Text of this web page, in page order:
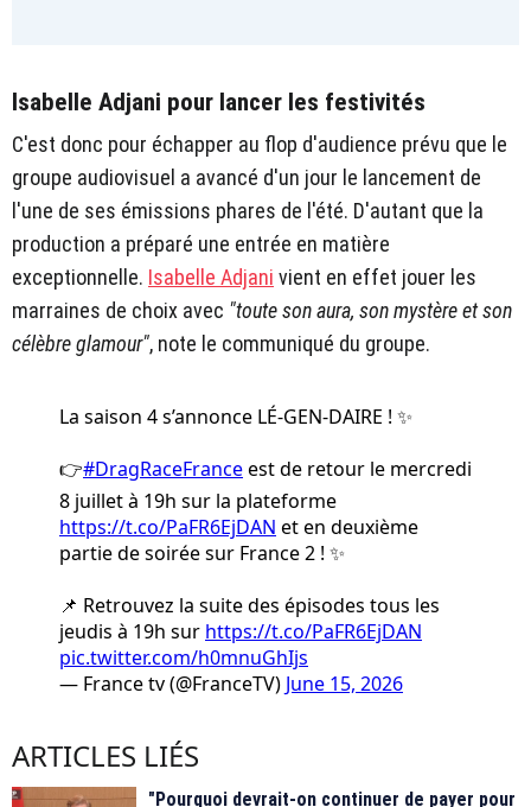
Isabelle Adjani pour lancer les festivités
C'est donc pour échapper au flop d'audience prévu que le
groupe audiovisuel a avancé d'un jour le lancement de
l'une de ses émissions phares de l'été. D'autant que la
production a préparé une entrée en matière
exceptionnelle. Isabelle Adjani vient en effet jouer les
marraines de choix avec "toute son aura, son mystère et son
célèbre glamour", note le communiqué du groupe.
La saison 4 s’annonce LÉ-GEN-DAIRE ! ✨
👉#DragRaceFranceest de retour le mercredi
8 juillet à 19h sur la plateforme
https://t.co/PaFR6EjDAN et en deuxième
partie de soirée sur France 2 ! ✨
📌 Retrouvez la suite des épisodes tous les
jeudis à 19h sur https://t.co/PaFR6EjDAN
pic.twitter.com/h0mnuGhIjs
— France tv (@FranceTV) June 15, 2026
ARTICLES LIÉS
"Pourquoi devrait-on continuer de payer pour